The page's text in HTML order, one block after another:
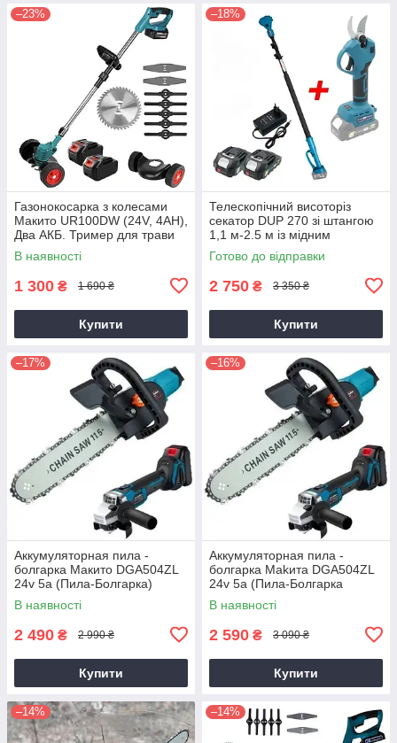
–23%
Газонокосарка з колесами
Макито UR100DW (24V, 4AH),
Два АКБ. Тример для трави
В наявності
1 300 ₴ 1 690 ₴
Купити
–18%
Телескопічний висоторіз
секатор DUP 270 зі штангою
1,1 м-2.5 м із мідним
двигуном
Готово до відправки
2 750 ₴ 3 350 ₴
Купити
–17%
Аккумуляторная пила -
болгарка Mакито DGA504ZL
24v 5a (Пила-Болгарка)
В наявності
2 490 ₴ 2 990 ₴
Купити
–16%
Аккумуляторная пила -
болгарка Makитa DGA504ZL
24v 5a (Пила-Болгарка
Макита)
В наявності
2 590 ₴ 3 090 ₴
Купити
–14% –14%